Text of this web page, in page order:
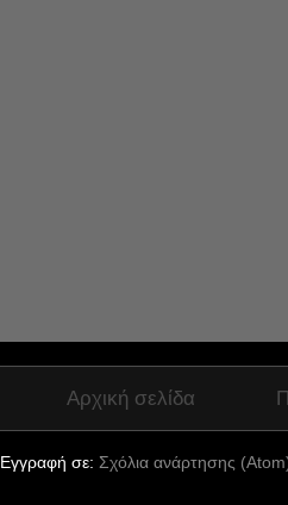
Αρχική σελίδα
Εγγραφή σε: Σχόλια ανάρτησης